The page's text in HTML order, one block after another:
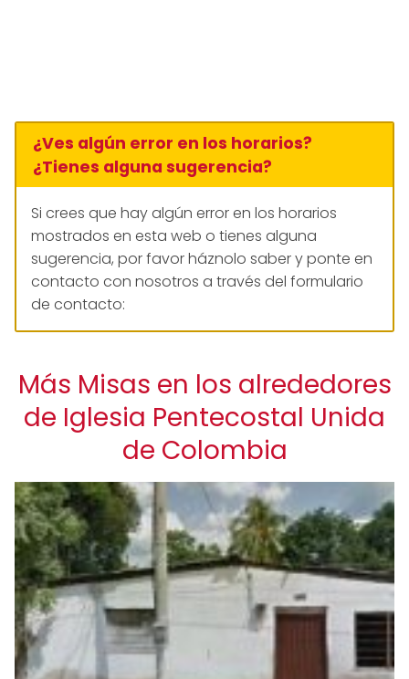
¿Ves algún error en los horarios?
¿Tienes alguna sugerencia?
Si crees que hay algún error en los horarios
mostrados en esta web o tienes alguna
sugerencia, por favor háznolo saber y ponte en
contacto con nosotros a través del formulario
de contacto:
Más Misas en los alrededores
de Iglesia Pentecostal Unida
de Colombia